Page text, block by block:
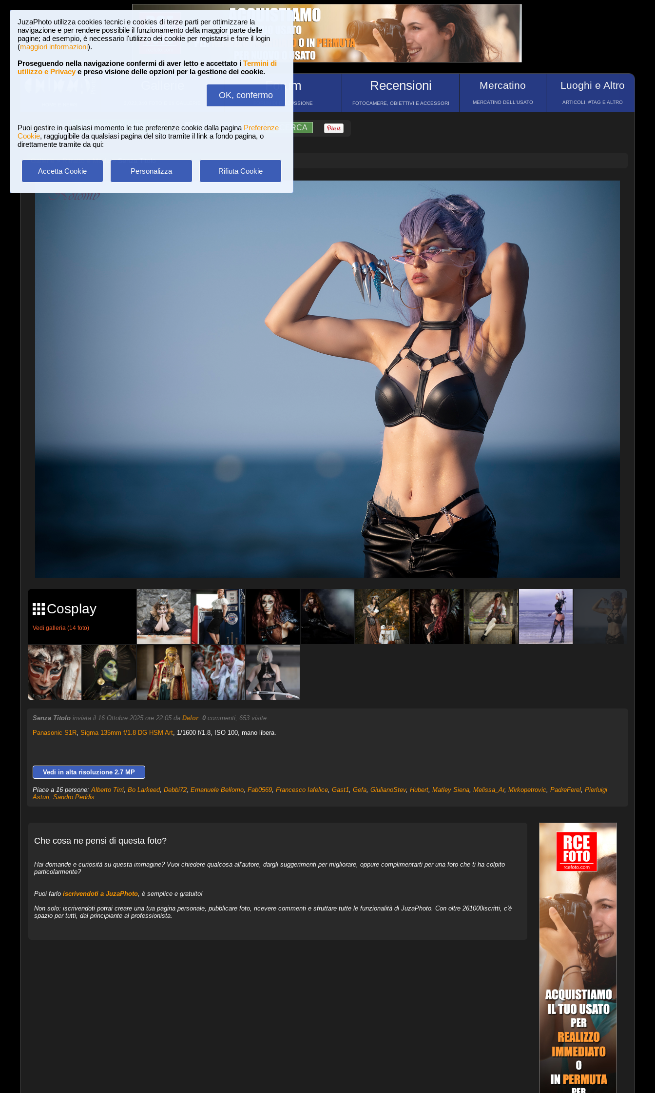
JuzaPhoto utilizza cookies tecnici e cookies di terze parti per ottimizzare la
navigazione e per rendere possibile il funzionamento della maggior parte delle
pagine; ad esempio, è necessario l'utilizzo dei cookie per registarsi e fare il login
(maggiori informazioni).
Proseguendo nella navigazione confermi di aver letto e accettato i Termini di
utilizzo e Privacye preso visione delle opzioni per la gestione dei cookie.
OK, confermo
Puoi gestire in qualsiasi momento le tue preferenze cookie dalla pagina Preferenze
Cookie, raggiugibile da qualsiasi pagina del sito tramite il link a fondo pagina, o
direttamente tramite da qui:
Accetta Cookie Personalizza Rifiuta Cookie
Forum
FORUM DI DISCUSSIONE
Recensioni
FOTOCAMERE, OBIETTIVI E ACCESSORI
Mercatino
MERCATINO DELL'USATO
Luoghi e Altro
ARTICOLI, #TAG E ALTRO
Login Iscriviti a JuzaPhoto! A A ?AIUTO RICERCA
Gallerie»Ritratto e Moda » Senza Titolo
Cosplay
Vedi galleria (14 foto)
Senza Titolo inviata il 16 Ottobre 2025 ore 22:05 da Delor. 0commenti, 653 visite.
Panasonic S1R, Sigma 135mm f/1.8 DG HSM Art, 1/1600 f/1.8, ISO 100, mano libera.
Vedi in alta risoluzione 2.7 MP
Piace a 16 persone:Alberto Tirri, Bo Larkeed, Debbi72, Emanuele Bellomo, Fab0569, Francesco Iafelice, Gast1, Gefa, GiulianoStev, Hubert, Matley Siena, Melissa_Ar, Mirkopetrovic, PadreFerel, Pierluigi
Asturi, Sandro Peddis
Che cosa ne pensi di questa foto?
Hai domande e curiosità su questa immagine? Vuoi chiedere qualcosa all'autore, dargli suggerimenti per migliorare, oppure complimentarti per una foto che ti ha colpito
particolarmente?
Puoi farlo iscrivendoti a JuzaPhoto, è semplice e gratuito!
Non solo: iscrivendoti potrai creare una tua pagina personale, pubblicare foto, ricevere commenti e sfruttare tutte le funzionalità di JuzaPhoto. Con oltre 261000iscritti, c'è
spazio per tutti, dal principiante al professionista.